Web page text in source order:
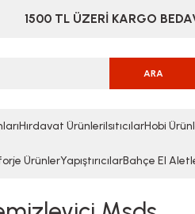
1500 TL ÜZERİ KARGO
ARA
Hırdavat ÜrünleriIsıtıcılarHobi
ÜrünlerYapıştırıcılarBahçe El